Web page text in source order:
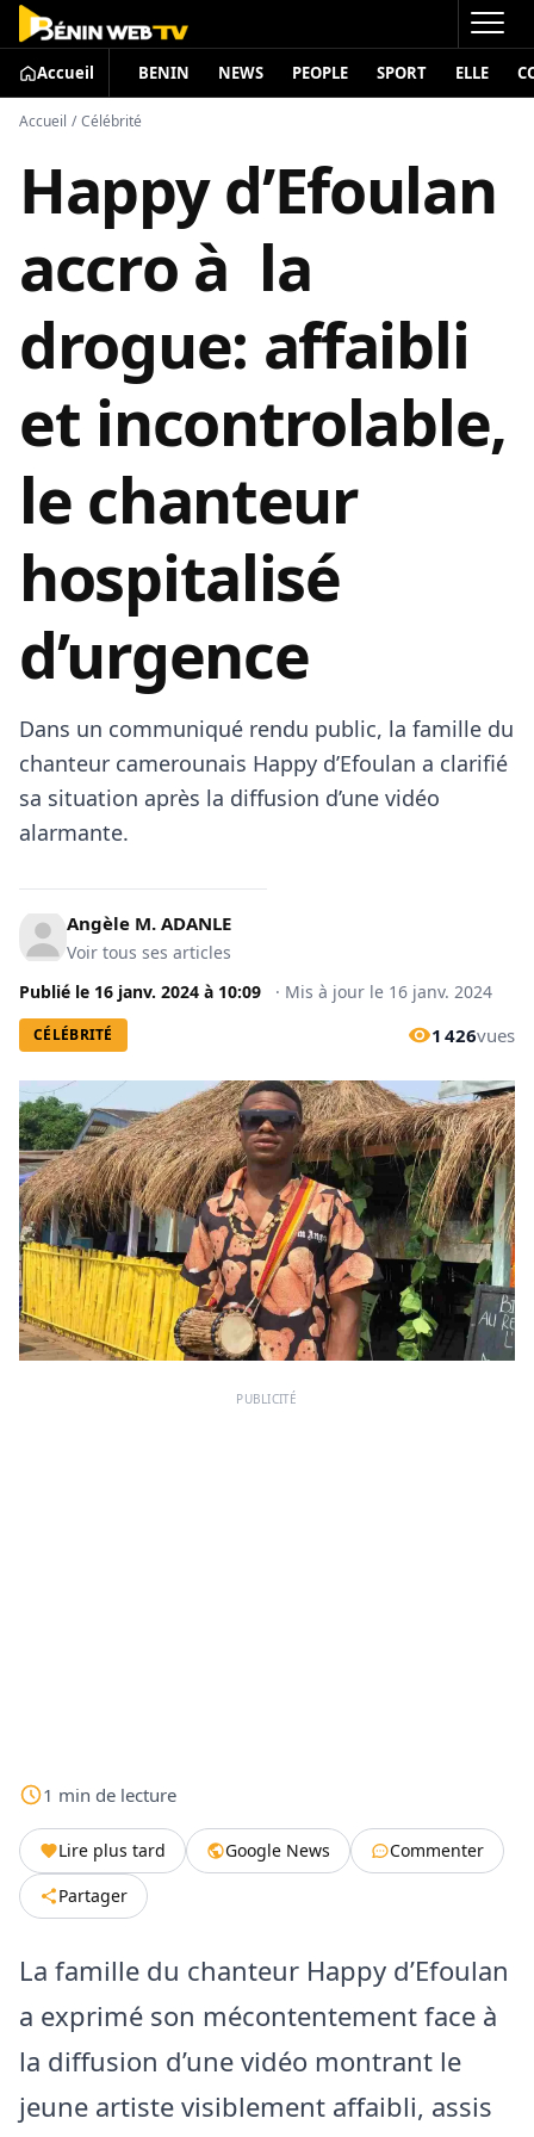
Accueil BENIN NEWS PEOPLE SPORT ELLE
Accueil / Célébrité
Happy d’Efoulan
accro à la
drogue: affaibli
et incontrolable,
le chanteur
hospitalisé
d’urgence
Dans un communiqué rendu public, la famille du
chanteur camerounais Happy d’Efoulan a clarifié
sa situation après la diffusion d’une vidéo
alarmante.
Angèle M. ADANLE
Voir tous ses articles
Publié le 16 janv. 2024 à 10:09 · Mis à jour le 16 janv. 2024
CÉLÉBRITÉ 1 426vues
PUBLICITÉ
1 min de lecture
Lire plus tard Google News
Commenter
Partager
La famille du chanteur Happy d’Efoulan
a exprimé son mécontentement face à
la diffusion d’une vidéo montrant le
jeune artiste visiblement affaibli, assis